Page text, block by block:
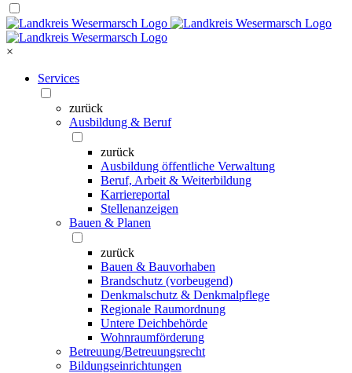
×
Services
zurück
Ausbildung & Beruf
zurück
Ausbildung öffentliche Verwaltung
Beruf, Arbeit & Weiterbildung
Karriereportal
Stellenanzeigen
Bauen & Planen
zurück
Bauen & Bauvorhaben
Brandschutz (vorbeugend)
Denkmalschutz & Denkmalpflege
Regionale Raumordnung
Untere Deichbehörde
Wohnraumförderung
Betreuung/Betreuungsrecht
Bildungseinrichtungen